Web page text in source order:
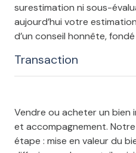
surestimation ni sous-
aujourd’hui votre
d’un conseil honnête,
Transaction
Vendre ou acheter un bien
et accompagnement.
étape : mise en valeur du